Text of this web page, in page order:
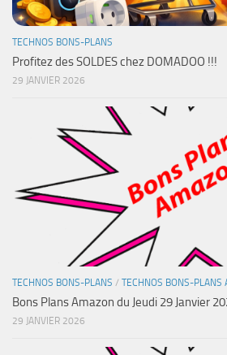
TECHNOS BONS-PLANS
Profitez des SOLDES chez DOMADOO !!!
29 JANVIER 2026
TECHNOS BONS-PLANS / TECHNOS BONS-PLANS
Bons Plans Amazon du Jeudi 29 Janvier
29 JANVIER 2026